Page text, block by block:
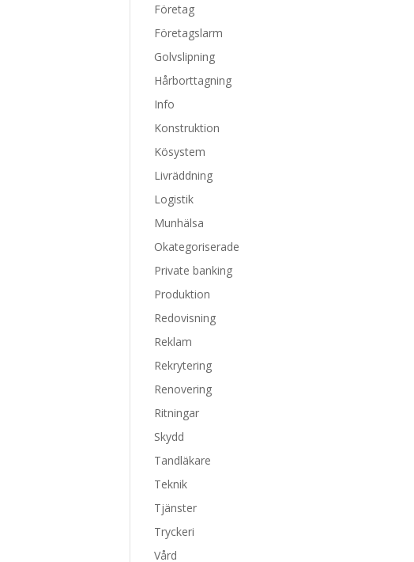
Företag
Företagslarm
Golvslipning
Hårborttagning
Info
Konstruktion
Kösystem
Livräddning
Logistik
Munhälsa
Okategoriserade
Private banking
Produktion
Redovisning
Reklam
Rekrytering
Renovering
Ritningar
Skydd
Tandläkare
Teknik
Tjänster
Tryckeri
Vård